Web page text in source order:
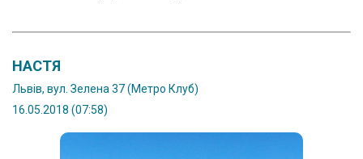
НАСТЯ
Львів, вул. Зелена 37 (Метро Клуб)
16.05.2018 (07:58)